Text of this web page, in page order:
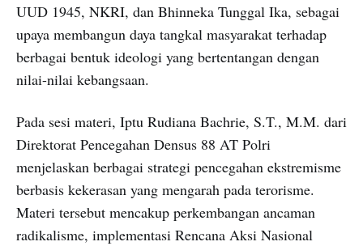
UUD 1945, NKRI, dan Bhinneka Tunggal Ika, sebagai
upaya membangun daya tangkal masyarakat terhadap
berbagai bentuk ideologi yang bertentangan dengan
nilai-nilai kebangsaan.
Pada sesi materi, Iptu Rudiana Bachrie, S.T., M.M. dari
Direktorat Pencegahan Densus 88 AT Polri
menjelaskan berbagai strategi pencegahan ekstremisme
berbasis kekerasan yang mengarah pada terorisme.
Materi tersebut mencakup perkembangan ancaman
radikalisme, implementasi Rencana Aksi Nasional